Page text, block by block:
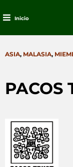
contenido
Inicio
CATEGORIES
ASIA, MALASIA,
PACOS